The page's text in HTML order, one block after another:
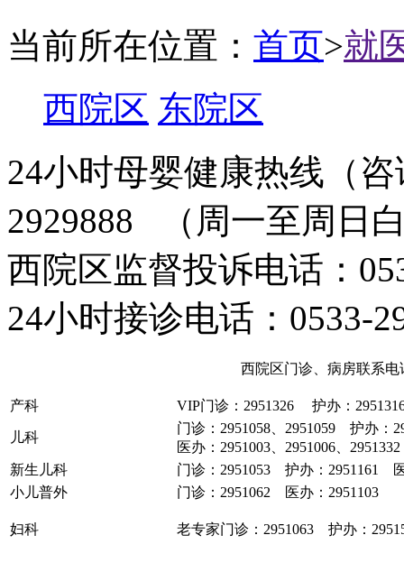
当前所在位置： 首页>就
西院区 东院区
24小时母婴健康热线（
2929888 （周一至周日
西院区监督投诉电话：
24小时接诊电话：0533-
西院区门诊、病房联系电
产科 VIP门诊：2951326 护办：
儿科
门诊：2951058、2951059 护办：
医办：2951003、2951006、2951332
新生儿科
门诊：2951053 护办：2951161
小儿普外
门诊：2951062 医办：2951103
妇科 老专家门诊：2951063 护办：